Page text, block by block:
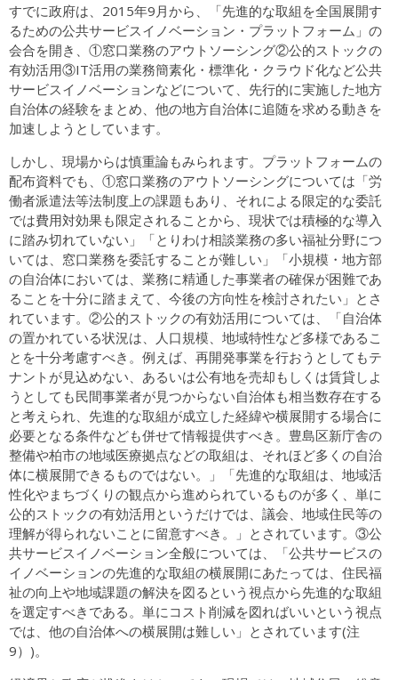
すでに政府は、2015年9月から、「先進的な取組を全国展開す
るための公共サービスイノベーション・プラットフォーム」の
会合を開き、①窓口業務のアウトソーシング②公的ストックの
有効活用③IT活用の業務簡素化・標準化・クラウド化など公共
サービスイノベーションなどについて、先行的に実施した地方
自治体の経験をまとめ、他の地方自治体に追随を求める動きを
加速しようとしています。
しかし、現場からは慎重論もみられます。プラットフォームの
配布資料でも、①窓口業務のアウトソーシングについては「労
働者派遣法等法制度上の課題もあり、それによる限定的な委託
では費用対効果も限定されることから、現状では積極的な導入
に踏み切れていない」「とりわけ相談業務の多い福祉分野につ
いては、窓口業務を委託することが難しい」「小規模・地方部
の自治体においては、業務に精通した事業者の確保が困難であ
ることを十分に踏まえて、今後の方向性を検討されたい」とさ
れています。②公的ストックの有効活用については、「自治体
の置かれている状況は、人口規模、地域特性など多様であるこ
とを十分考慮すべき。例えば、再開発事業を行おうとしてもテ
ナントが見込めない、あるいは公有地を売却もしくは賃貸しよ
うとしても民間事業者が見つからない自治体も相当数存在する
と考えられ、先進的な取組が成立した経緯や横展開する場合に
必要となる条件なども併せて情報提供すべき。豊島区新庁舎の
整備や柏市の地域医療拠点などの取組は、それほど多くの自治
体に横展開できるものではない。」「先進的な取組は、地域活
性化やまちづくりの観点から進められているものが多く、単に
公的ストックの有効活用というだけでは、議会、地域住民等の
理解が得られないことに留意すべき。」とされています。③公
共サービスイノベーション全般については、「公共サービスの
イノベーションの先進的な取組の横展開にあたっては、住民福
祉の向上や地域課題の解決を図るという視点から先進的な取組
を選定すべきである。単にコスト削減を図ればいいという視点
では、他の自治体への横展開は難しい」とされています(注
9）)。